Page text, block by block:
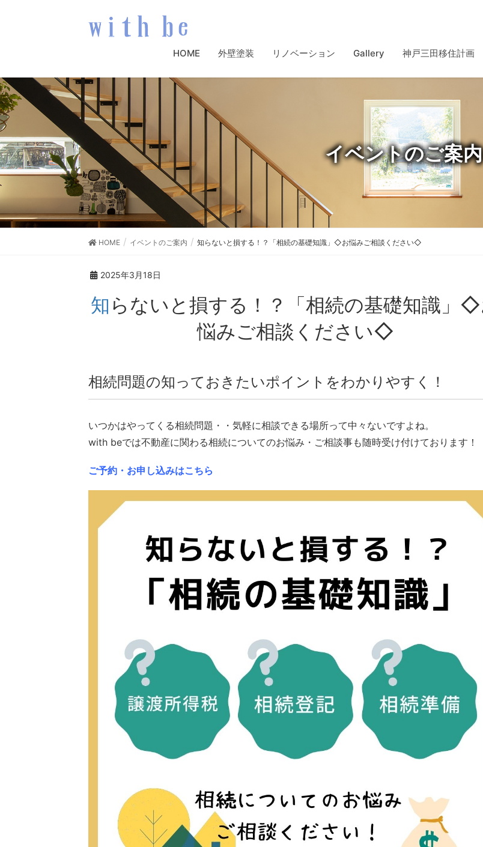
HOME 外壁塗装 リノベーション Gallery 神戸三田移住計画
イベントのご案内
HOME イベントのご案内 知らないと損する！？「相続の基礎知識」◇お悩みご相談ください◇
2025年3月18日
知らないと損する！？「相続の基礎知識」◇お
悩みご相談ください◇
相続問題の知っておきたいポイントをわかりやすく！
いつかはやってくる相続問題・・気軽に相談できる場所って中々ないですよね。
with beでは不動産に関わる相続についてのお悩み・ご相談事も随時受け付けております！
ご予約・お申し込みはこちら